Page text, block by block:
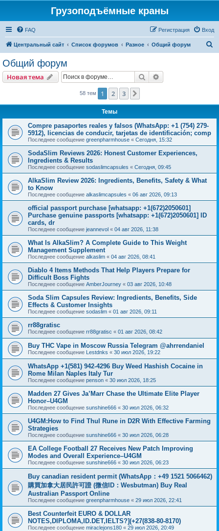
Грузоподъёмные краны
FAQ Вход
Регистрация
Центральный сайт Список форумов Разное Общий форум
Общий форум
Новая тема Поиск
58 тем 1 2 3
Темы
Compre pasaportes reales y falsos (WhatsApp: +1 (754) 279-
5912), licencias de conducir, tarjetas de identificación; comp
Последнее сообщение greenpharmhouse « Сегодня, 15:32
SodaSlim Reviews 2026: Honest Customer Experiences,
Ingredients & Results
Последнее сообщение sodaslimcapsules « Сегодня, 09:45
AlkaSlim Review 2026: Ingredients, Benefits, Safety & What
to Know
Последнее сообщение alkaslimcapsules « 06 авг 2026, 09:13
official passport purchase [whatsapp: +1(672)2050601]
Purchase genuine passports [whatsapp: +1(672)2050601] ID
cards, dr
Последнее сообщение jeannevol « 04 авг 2026, 11:38
What Is AlkaSlim? A Complete Guide to This Weight
Management Supplement
Последнее сообщение alkaslim « 04 авг 2026, 08:41
Diablo 4 Items Methods That Help Players Prepare for
Difficult Boss Fights
Последнее сообщение AmberJourney « 03 авг 2026, 10:48
Soda Slim Capsules Review: Ingredients, Benefits, Side
Effects & Customer Insights
Последнее сообщение sodaslim « 01 авг 2026, 09:11
rr88gratisc
Последнее сообщение rr88gratisc « 01 авг 2026, 08:42
Buy THC Vape in Moscow Russia Telegram @ahrrendaniel
Последнее сообщение Lestdnks « 30 июл 2026, 19:22
WhatsApp +1(581) 942-4296 Buy Weed Hashish Cocaine in
Rome Milan Naples Italy Tur
Последнее сообщение penson « 30 июл 2026, 18:25
Madden 27 Gives Ja’Marr Chase the Ultimate Elite Player
Honor–U4GM
Последнее сообщение sunshine666 « 30 июл 2026, 06:32
U4GM:How to Find Thul Rune in D2R With Effective Farming
Strategies
Последнее сообщение sunshine666 « 30 июл 2026, 06:28
EA College Football 27 Receives New Patch Improving
Modes and Overall Experience–U4GM
Последнее сообщение sunshine666 « 30 июл 2026, 06:23
Buy canadian resident permit (WhatsApp：+49 1521 5066462)
購買加拿大居民許可證 (微信ID：Wesbutman) Buy Real
Australian Passport Online
Последнее сообщение greenpharmhouse « 29 июл 2026, 22:41
Best Counterfeit EURO & DOLLAR
NOTES,DIPLOMA,ID.DET,IELTS?](+27(838-80-8170)
Последнее сообщение miraclejons180 « 29 июл 2026, 20:49